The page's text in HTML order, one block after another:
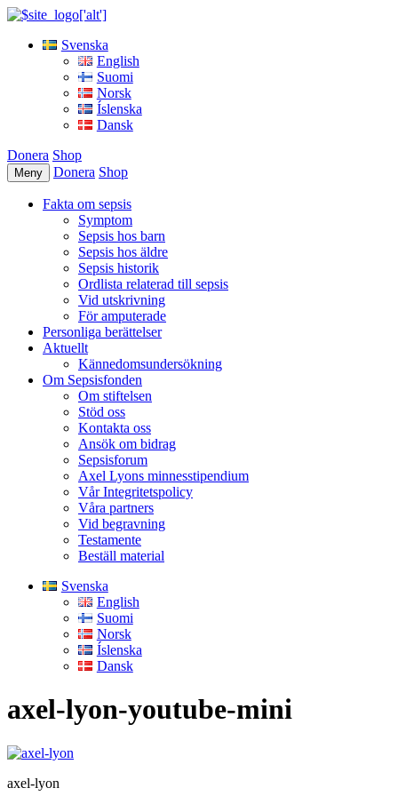
Svenska
English
Suomi
Norsk
Íslenska
Dansk
Donera Shop
Meny Donera Shop
Fakta om sepsis
Symptom
Sepsis hos barn
Sepsis hos äldre
Sepsis historik
Ordlista relaterad till sepsis
Vid utskrivning
För amputerade
Personliga berättelser
Aktuellt
Kännedomsundersökning
Om Sepsisfonden
Om stiftelsen
Stöd oss
Kontakta oss
Ansök om bidrag
Sepsisforum
Axel Lyons minnesstipendium
Vår Integritetspolicy
Våra partners
Vid begravning
Testamente
Beställ material
Svenska
English
Suomi
Norsk
Íslenska
Dansk
axel-lyon-youtube-mini
axel-lyon